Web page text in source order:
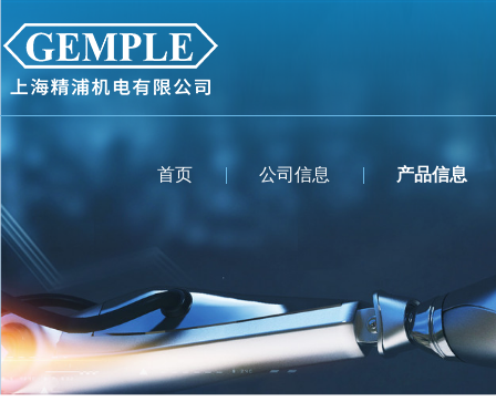
首页 公司信息 产品信息